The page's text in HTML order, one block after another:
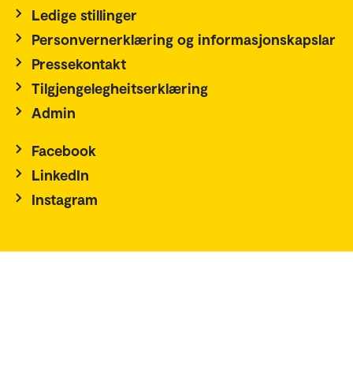
Ledige stillinger
Personvernerklæring og informasjonskapslar
Pressekontakt
Tilgjengelegheitserklæring
Admin
Facebook
LinkedIn
Instagram